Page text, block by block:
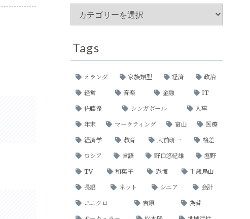
Tags
オランダ 家族類型 経済 政治
経営 音楽 金融 IT
佐藤優 シンガポール 人事
年末 マーケティング 富山 医療
経済学 教育 大前研一 格差
ロシア 言語 野口悠紀雄 塩野
TV 和菓子 恐慌 千歳烏山
長銀 ネット シニア 会計
ユニクロ 吉原 為替